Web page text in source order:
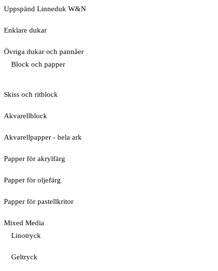
Uppspänd Linneduk W&N
Enklare dukar
Övriga dukar och pannåer
Block och papper
Skiss och ritblock
Akvarellblock
Akvarellpapper - hela ark
Papper för akrylfärg
Papper för oljefärg
Papper för pastellkritor
Mixed Media
Linotryck
Geltryck